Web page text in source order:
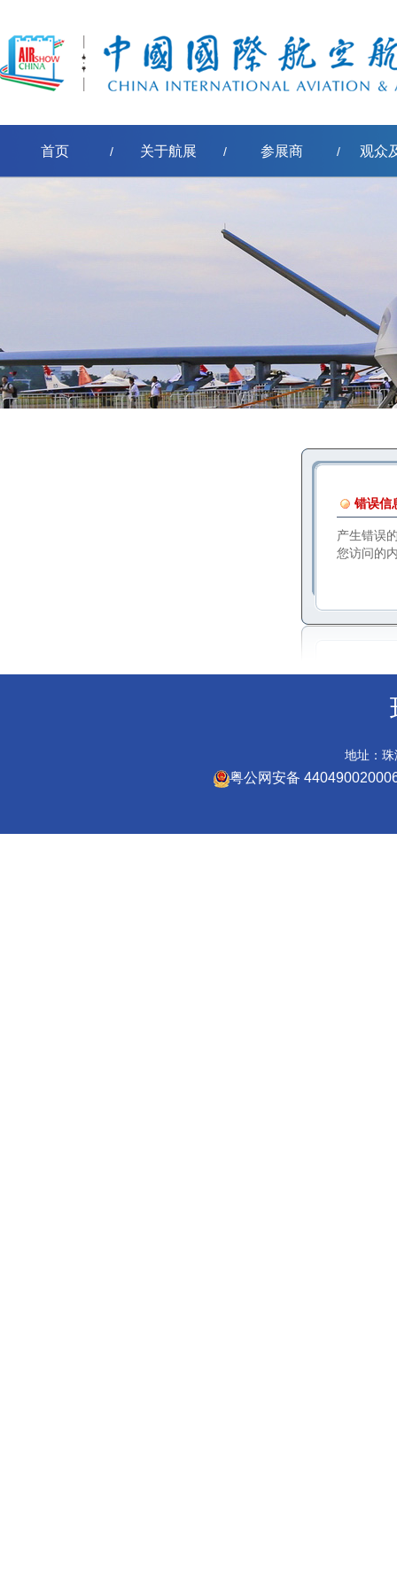
首页 / 关于航展 / 参展商 / 观众
[err:数据源标签'pe-取得节点名称'模板转换
错误信
产生错误
您访问的
地址：
粤公网安备